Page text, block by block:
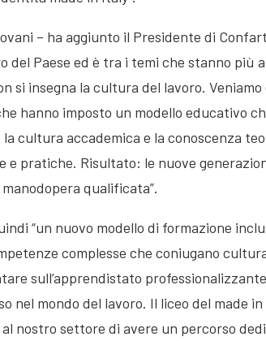
– ha aggiunto il Presidente di
del Paese ed è tra i temi che stanno più
si insegna la cultura del lavoro.
hanno imposto un modello educativo
cultura accademica e la conoscenza
e pratiche. Risultato: le nuove
qualificata”.
“un nuovo modello di formazione
complesse che coniugano
sull’apprendistato
nel mondo del lavoro. Il liceo del made
nostro settore di avere un percorso